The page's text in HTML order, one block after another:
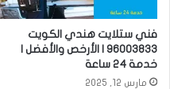
فني ستلايت هندي الكويت
96003833 | الأرخص والأفضل |
خدمة 24 ساعة
مارس 12, 2025